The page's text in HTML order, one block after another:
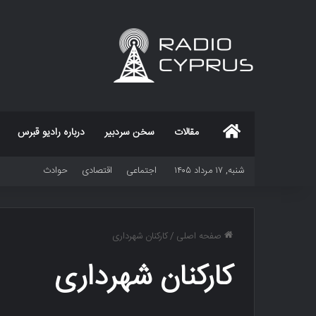
مقالات سخن سردبیر درباره رادیو قبرس
شنبه, ۱۷ مرداد ۱۴۰۵ اجتماعی اقتصادی حوادث
صفحه اصلی /کارکنان شهرداری
کارکنان شهرداری